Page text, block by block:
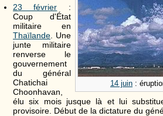
14 juin :
23 février :
Coup d'État
militaire en
Thaïlande . Une
junte militaire
renverse le
gouvernement
du général
Chatichai
Choonhavan,
élu six mois jusque là et lui
provisoire. Début de la dictature du